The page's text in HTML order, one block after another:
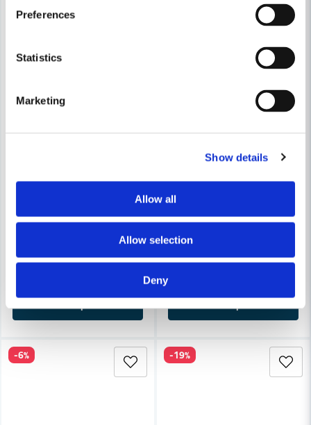
Preferences
Statistics
Marketing
Show details
Allow all
Allow selection
Deny
DeWalt DCF620E1K Gipsskruvdragare 18V XR (1x1,7Ah)
4 329 kr
4 061 kr
Köp
DEWALT POWERTOOLS
DeWalt DCF801N
1 750 kr
1 417 kr
Köp
-6% -19%